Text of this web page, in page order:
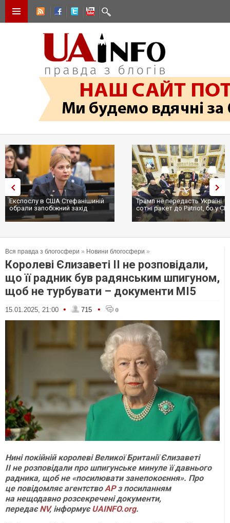
Експослу в США Стефанішиній
обрали запобіжний захід
Трамп не передасть Україні
сотні ракет до Patriot, бо у
...
Вся правда з блогосфери » Новини блогосфери »
Королеві Єлизаветі II не розповідали,
що її радник був радянським шпигуном,
щоб не турбувати – документи МІ5
15.01.2025, 21:00 • 715 • 0
Нині покійній королеві Великої Британії Єлизаветі
II не розповідали про шпигунське минуле її давнього
радника, щоб не «посилювати занепокоєння». Про
це повідомляє агентствоAPз посиланням
на нещодавно розсекречені документи,
передаєNV, інформуєUAINFO.org.